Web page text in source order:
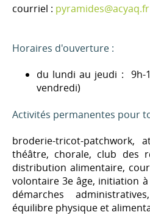
courriel : pyramides@acyaq.fr
Horaires d'ouverture :
du lundi au jeudi : 9h-
vendredi)
Activités permanentes pour
broderie-tricot-patchwork,
théâtre, chorale, club des
distribution alimentaire,
volontaire 3e âge, initiation
démarches
équilibre physique et